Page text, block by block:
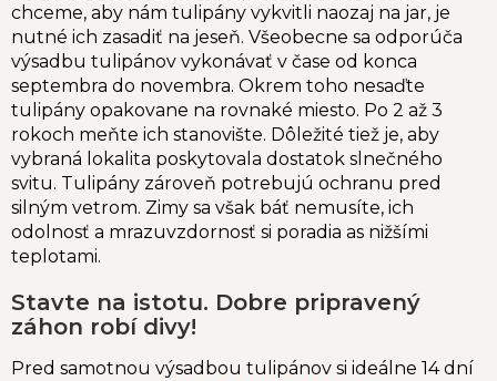
chceme, aby nám tulipány vykvitli naozaj na jar, je
nutné ich zasadiť na jeseň. Všeobecne sa odporúča
výsadbu tulipánov vykonávať v čase od konca
septembra do novembra. Okrem toho nesaďte
tulipány opakovane na rovnaké miesto. Po 2 až 3
rokoch meňte ich stanovište. Dôležité tiež je, aby
vybraná lokalita poskytovala dostatok slnečného
svitu. Tulipány zároveň potrebujú ochranu pred
silným vetrom. Zimy sa však báť nemusíte, ich
odolnosť a mrazuvzdornosť si poradia as nižšími
teplotami.
Stavte na istotu. Dobre pripravený
záhon robí divy!
Pred samotnou výsadbou tulipánov si ideálne 14 dní